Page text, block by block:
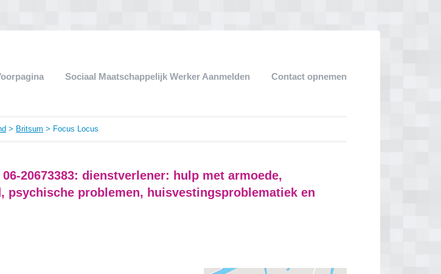
Sociaal Maatschappelijk Werker Aanmelden Contact opnemen
> Britsum > Focus Locus
20673383: dienstverlener: hulp met armoede,
psychische problemen, huisvestingsproblematiek en